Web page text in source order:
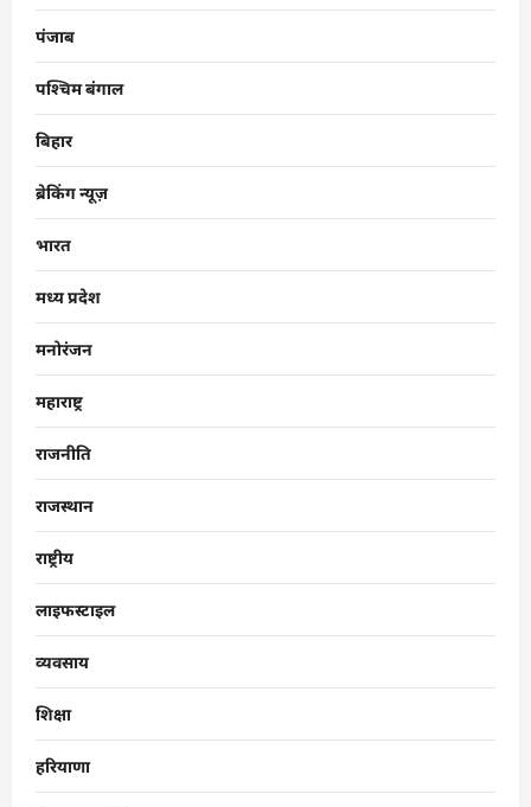
पंजाब
पश्चिम बंगाल
बिहार
ब्रेकिंग न्यूज़
भारत
मध्य प्रदेश
मनोरंजन
महाराष्ट्र
राजनीति
राजस्थान
राष्ट्रीय
लाइफस्टाइल
व्यवसाय
शिक्षा
हरियाणा